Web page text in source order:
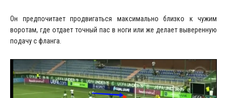
Он предпочитает продвигаться максимально близко к чужим
воротам, где отдает точный пас в ноги или же делает выверенную
подачу с фланга.